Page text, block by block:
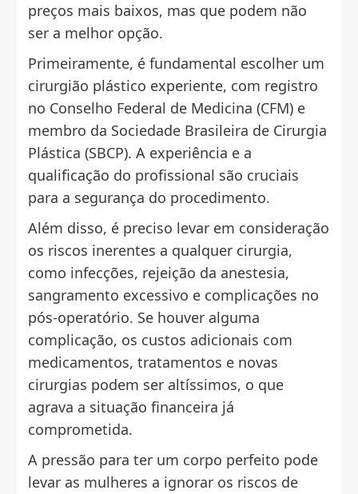
preços mais baixos, mas que podem não
ser a melhor opção.
Primeiramente, é fundamental escolher um
cirurgião plástico experiente, com registro
no Conselho Federal de Medicina (CFM) e
membro da Sociedade Brasileira de Cirurgia
Plástica (SBCP). A experiência e a
qualificação do profissional são cruciais
para a segurança do procedimento.
Além disso, é preciso levar em consideração
os riscos inerentes a qualquer cirurgia,
como infecções, rejeição da anestesia,
sangramento excessivo e complicações no
pós-operatório. Se houver alguma
complicação, os custos adicionais com
medicamentos, tratamentos e novas
cirurgias podem ser altíssimos, o que
agrava a situação financeira já
comprometida.
A pressão para ter um corpo perfeito pode
levar as mulheres a ignorar os riscos de